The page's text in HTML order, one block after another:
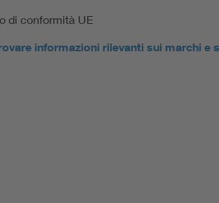
di conformità UE
informazioni rilevanti sui marchi e